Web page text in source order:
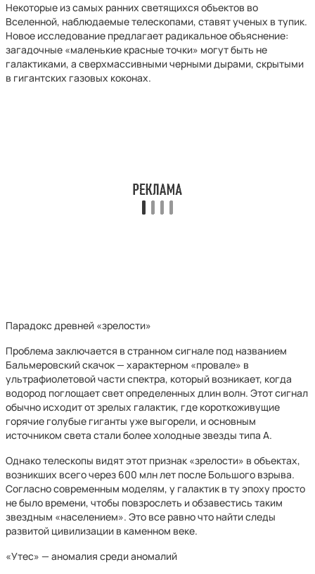
Некоторые из самых ранних светящихся объектов во
Вселенной, наблюдаемые телескопами, ставят ученых в тупик.
Новое исследование предлагает радикальное объяснение:
загадочные «маленькие красные точки» могут быть не
галактиками, а сверхмассивными черными дырами, скрытыми
в гигантских газовых коконах.
Парадокс древней «зрелости»
Проблема заключается в странном сигнале под названием
Бальмеровский скачок — характерном «провале» в
ультрафиолетовой части спектра, который возникает, когда
водород поглощает свет определенных длин волн. Этот сигнал
обычно исходит от зрелых галактик, где короткоживущие
горячие голубые гиганты уже выгорели, и основным
источником света стали более холодные звезды типа A.
Однако телескопы видят этот признак «зрелости» в объектах,
возникших всего через 600 млн лет после Большого взрыва.
Согласно современным моделям, у галактик в ту эпоху просто
не было времени, чтобы повзрослеть и обзавестись таким
звездным «населением». Это все равно что найти следы
развитой цивилизации в каменном веке.
«Утес» — аномалия среди аномалий